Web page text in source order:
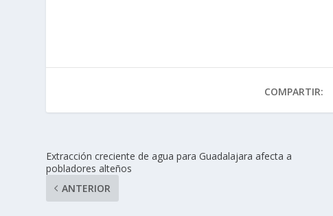
COMPARTIR:
Extracción creciente de agua para Guadalajara afecta a
pobladores alteños
ANTERIOR